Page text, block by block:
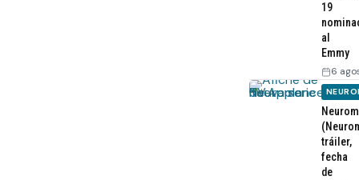
19
al
Emmy
6
tráiler,
fecha
de